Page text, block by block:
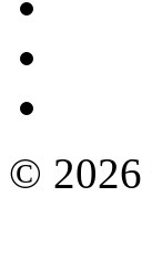
© 2026